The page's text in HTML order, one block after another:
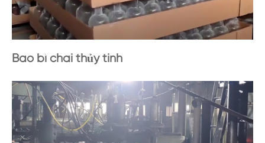
Bao bì chai thủy tinh